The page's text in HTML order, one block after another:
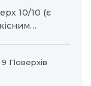
10/10 (є
Поверхів